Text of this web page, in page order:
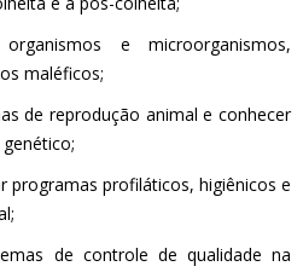
e microorganismos,
maléficos;
de reprodução animal e conhecer
programas profiláticos, higiênicos e
de controle de qualidade na